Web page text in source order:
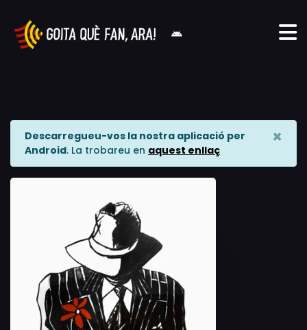
Descarregueu-vos la nostra aplicació per
Android. La trobareu en aquest enllaç
×